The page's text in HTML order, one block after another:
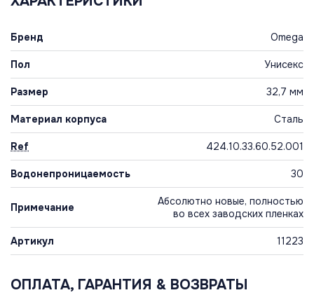
Бренд Omega
Пол Унисекс
Размер 32,7 мм
Материал корпуса Сталь
Ref 424.10.33.60.52.001
Водонепроницаемость 30
Примечание
Абсолютно новые, полностью
во всех заводских пленках
Артикул 11223
ОПЛАТА, ГАРАНТИЯ & ВОЗВРАТЫ